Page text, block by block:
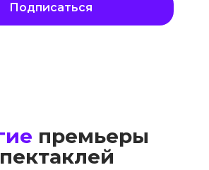
Подписаться
премьеры